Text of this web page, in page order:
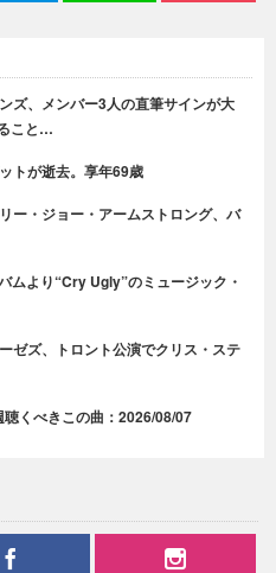
ズ、メンバー3人の直筆サインが大
こと…
トが逝去。享年69歳
ー・ジョー・アームストロング、バ
ムより“Cry Ugly”のミュージック・
ゼズ、トロント公演でクリス・ステ
くべきこの曲：2026/08/07